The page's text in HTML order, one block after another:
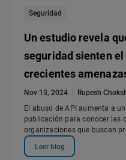
Seguridad
Un estudio revela
seguridad sienten
crecientes
Nov 13, 2024
Rupesh
El abuso de API aumenta a
publicación para conocer las
organizaciones que buscan
Leer blog